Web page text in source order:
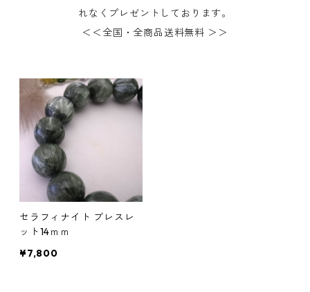
れなくプレゼントしております。
＜＜全国・全商品送料無料 ＞＞
セラフィナイト ブレスレ
ット14ｍｍ
¥7,800